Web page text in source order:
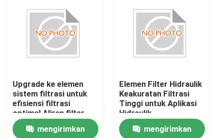
Upgrade ke elemen
sistem filtrasi untuk
efisiensi filtrasi
optimal Aliran filter
10-100 L/menit
Efisiensi filter 99,99%
mengirimkan
Elemen Filter Hidraulik
Keakuratan Filtrasi
Tinggi untuk Aplikasi
Hidraulik
mengirimkan